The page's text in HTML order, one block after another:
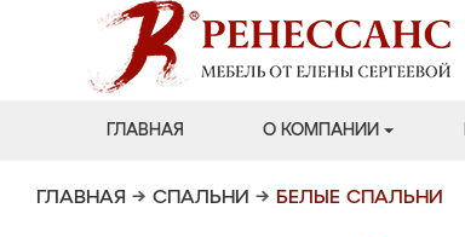
ГЛАВНАЯ О КОМПАНИИ
ГЛАВНАЯ → СПАЛЬНИ → БЕЛЫЕ СПАЛЬНИ